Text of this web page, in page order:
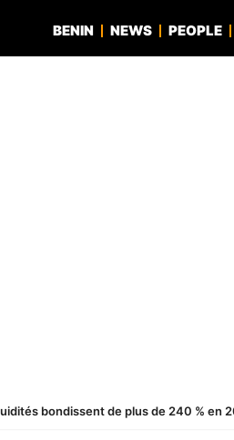
BENIN NEWS PEOPLE
bondissent de plus de 240 % en